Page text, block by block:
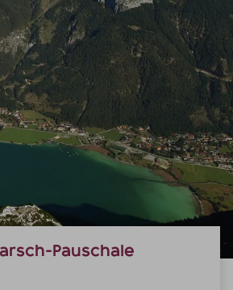
Pauschale